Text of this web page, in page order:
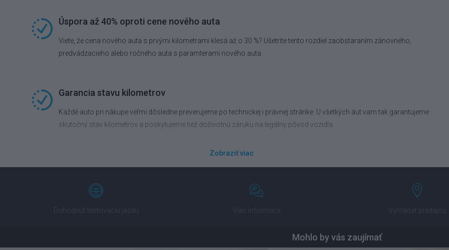
Úspora až 40% oproti cene nového auta
Viete, že cena nového auta s prvými kilometrami klesá až o 30 %? Ušetrite tento rozdiel zaobstaraním zánovného,
predvádzacieho alebo ročného auta s paramterami nového auta.
Garancia stavu kilometrov
Každé auto pri nákupe veľmi dôsledne preverujeme po technickej i právnej stránke. U všetkých áut vam tak garantujeme
skutočný stav kilometrov a poskytujeme tiež doživotnú záruku na legálny pôvod vozidla.
Presadnite do vozidla vyššej triedy ešte dnes. Pripravíme vám financovanie podľa vášho rozpočtu. Porovnáme vám tiež
povinné zmluvné poistenie alebo havarijné poistenie od popredných poisťovní.
Zobraziť viac
Dohodnúť testovaciu jazdu Viac informácií Vyhľadať predajcu
Mohlo by vás zaujímať